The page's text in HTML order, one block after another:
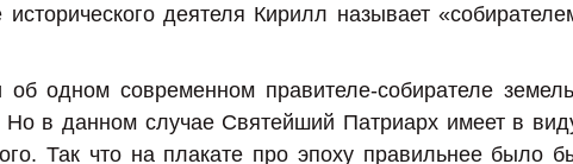
деятеля Кирилл называет
одном современном правителе-собирателе
Но в данном случае Святейший Патриарх имеет в
Так что на плакате про эпоху правильнее было